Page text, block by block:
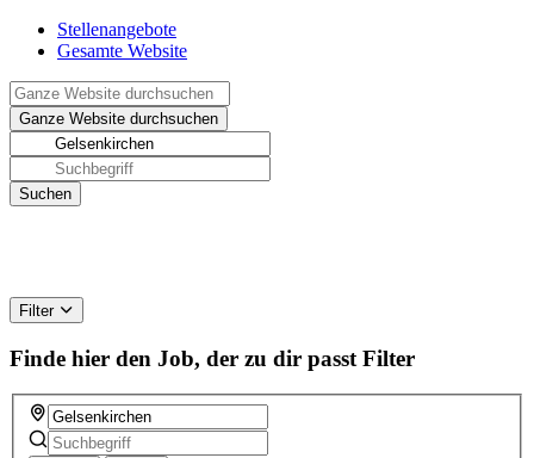
Stellenangebote
Gesamte Website
Filter
Finde hier den Job, der zu dir passt Filter